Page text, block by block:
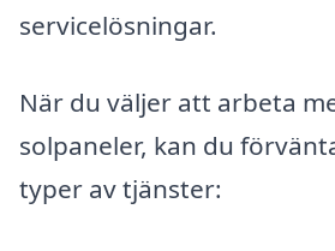
servicelösningar.
När du väljer att arbeta
solpaneler, kan du
typer av tjänster: